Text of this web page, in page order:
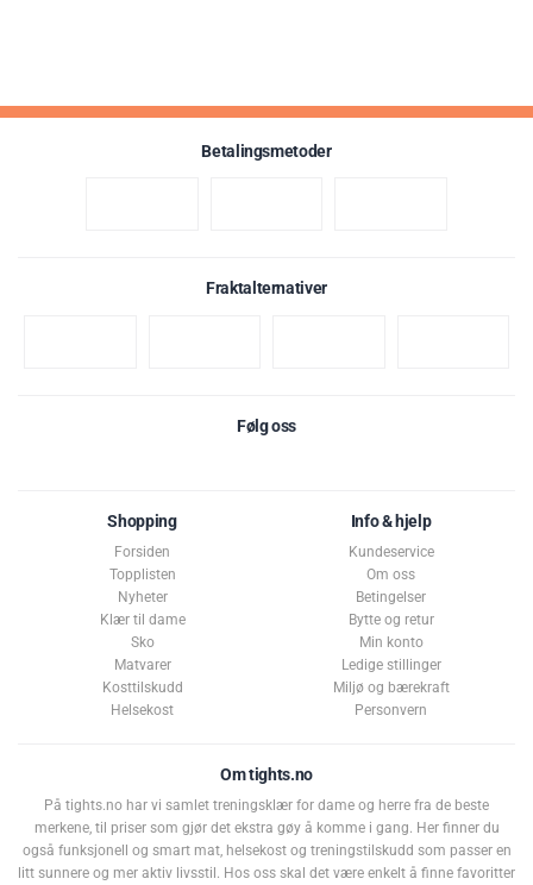
Betalingsmetoder
Fraktalternativer
Følg oss
Shopping
Forsiden
Topplisten
Nyheter
Klær til dame
Sko
Matvarer
Kosttilskudd
Helsekost
Info & hjelp
Kundeservice
Om oss
Betingelser
Bytte og retur
Min konto
Ledige stillinger
Miljø og bærekraft
Personvern
Om tights.no
På tights.no har vi samlet treningsklær for dame og herre fra de beste
merkene, til priser som gjør det ekstra gøy å komme i gang. Her finner du
også funksjonell og smart mat, helsekost og treningstilskudd som passer en
litt sunnere og mer aktiv livsstil. Hos oss skal det være enkelt å finne favoritter